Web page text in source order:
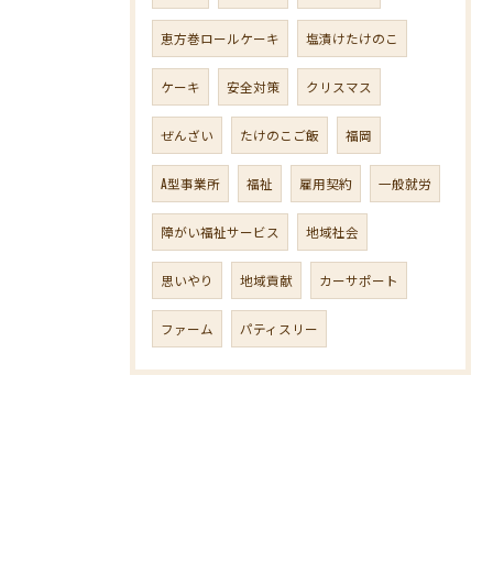
恵方巻ロールケーキ 塩漬けたけのこ
ケーキ 安全対策 クリスマス
ぜんざい たけのこご飯 福岡
A型事業所 福祉 雇用契約 一般就労
障がい福祉サービス 地域社会
思いやり 地域貢献 カーサポート
ファーム パティスリー